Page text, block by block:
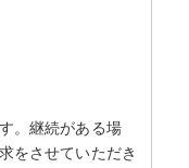
。継続がある場
をさせていただき